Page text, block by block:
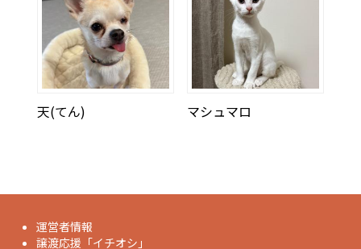
天(てん) マシュマロ
運営者情報
譲渡応援「イチオシ」